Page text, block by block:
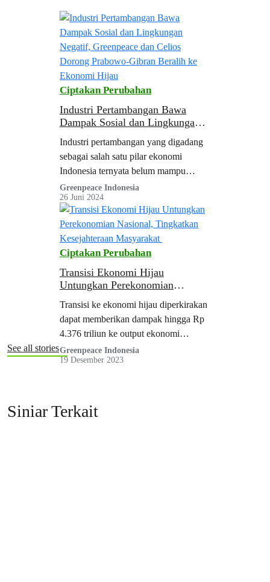
Ciptakan Perubahan
Industri Pertambangan Bawa
Dampak Sosial dan Lingkungan
Dorong Prabowo-Gibran Beralih
ke Ekonomi Hijau
Industri pertambangan yang digadang
sebagai salah satu pilar ekonomi
Indonesia ternyata belum mampu
menciptakan efek positif terhadap
kesejahteraan masyarakat, terutama
yang tinggal di desa sekitar
Greenpeace Indonesia
26 Juni 2024
Ciptakan Perubahan
Transisi Ekonomi Hijau
Untungkan Perekonomian
Kesejahteraan Masyarakat
Transisi ke ekonomi hijau diperkirakan
dapat memberikan dampak hingga Rp
4.376 triliun ke output ekonomi
nasional.
Greenpeace Indonesia
19 Desember 2023
See all stories
Siniar Terkait